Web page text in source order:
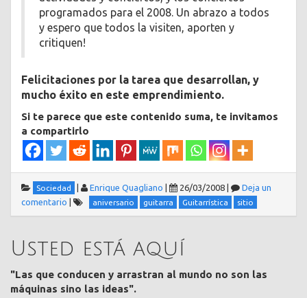
programados para el 2008. Un abrazo a todos
y espero que todos la visiten, aporten y
critiquen!
Felicitaciones por la tarea que desarrollan, y
mucho éxito en este emprendimiento.
Si te parece que este contenido suma, te invitamos
a compartirlo
Sociedad Enrique Quagliano 26/03/2008
Deja un
comentario
aniversario guitarra Guitarrística sitio
Usted está aquí
"Las que conducen y arrastran al mundo no son las
máquinas sino las ideas".